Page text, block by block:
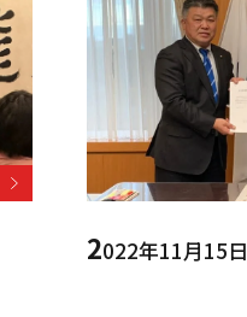
2022年11月15日